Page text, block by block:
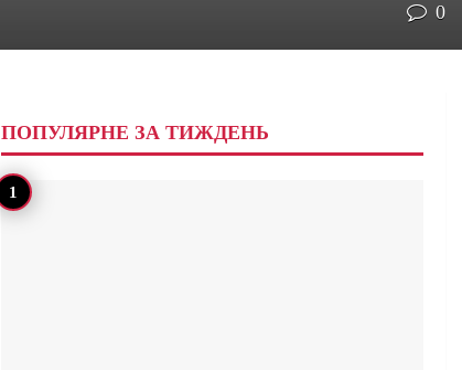
0
ПОПУЛЯРНЕ ЗА ТИЖДЕНЬ